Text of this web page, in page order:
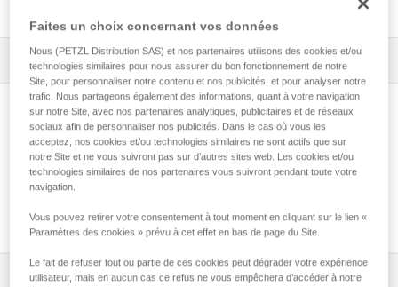
Tous les conseils techniques 1
Gestuelle d’assurage : avaler le mou
Télécharger la notice technique (PDF)
Faites un choix concernant vos données
Nous (PETZL Distribution SAS) et nos partenaires utilisons des cookies et/ou
technologies similaires pour nous assurer du bon fonctionnement de notre
Site, pour personnaliser notre contenu et nos publicités, et pour analyser notre
trafic. Nous partageons également des informations, quant à votre navigation
sur notre Site, avec nos partenaires analytiques, publicitaires et de réseaux
sociaux afin de personnaliser nos publicités. Dans le cas où vous les
acceptez, nos cookies et/ou technologies similaires ne sont actifs que sur
notre Site et ne vous suivront pas sur d’autres sites web. Les cookies et/ou
technologies similaires de nos partenaires vous suivront pendant toute votre
navigation.
Vous pouvez retirer votre consentement à tout moment en cliquant sur le lien «
Paramètres des cookies » prévu à cet effet en bas de page du Site.
Le fait de refuser tout ou partie de ces cookies peut dégrader votre expérience
utilisateur, mais en aucun cas ce refus ne vous empêchera d’accéder à notre